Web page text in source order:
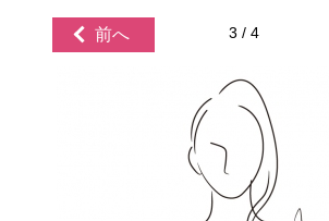
前へ 3 / 4